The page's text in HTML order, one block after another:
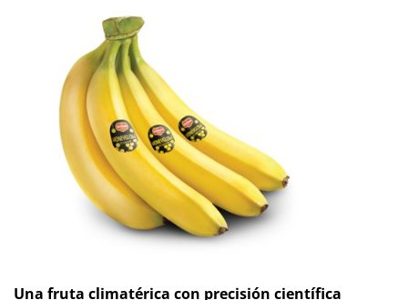
Una fruta climatérica con precisión científica